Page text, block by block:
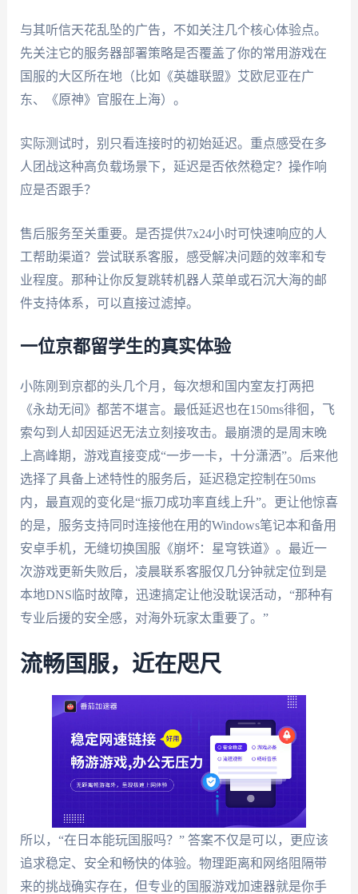
与其听信天花乱坠的广告，不如关注几个核心体验点。
先关注它的服务器部署策略是否覆盖了你的常用游戏在
国服的大区所在地（比如《英雄联盟》艾欧尼亚在广
东、《原神》官服在上海）。
实际测试时，别只看连接时的初始延迟。重点感受在多
人团战这种高负载场景下，延迟是否依然稳定？操作响
应是否跟手？
售后服务至关重要。是否提供7x24小时可快速响应的人
工帮助渠道？尝试联系客服，感受解决问题的效率和专
业程度。那种让你反复跳转机器人菜单或石沉大海的邮
件支持体系，可以直接过滤掉。
一位京都留学生的真实体验
小陈刚到京都的头几个月，每次想和国内室友打两把
《永劫无间》都苦不堪言。最低延迟也在150ms徘徊，飞
索勾到人却因延迟无法立刻接攻击。最崩溃的是周末晚
上高峰期，游戏直接变成“一步一卡，十分潇洒”。后来他
选择了具备上述特性的服务后，延迟稳定控制在50ms
内，最直观的变化是“振刀成功率直线上升”。更让他惊喜
的是，服务支持同时连接他在用的Windows笔记本和备用
安卓手机，无缝切换国服《崩坏：星穹铁道》。最近一
次游戏更新失败后，凌晨联系客服仅几分钟就定位到是
本地DNS临时故障，迅速搞定让他没耽误活动，“那种有
专业后援的安全感，对海外玩家太重要了。”
流畅国服，近在咫尺
所以，“在日本能玩国服吗？” 答案不仅是可以，更应该
追求稳定、安全和畅快的体验。物理距离和网络阻隔带
来的挑战确实存在，但专业的国服游戏加速器就是你手